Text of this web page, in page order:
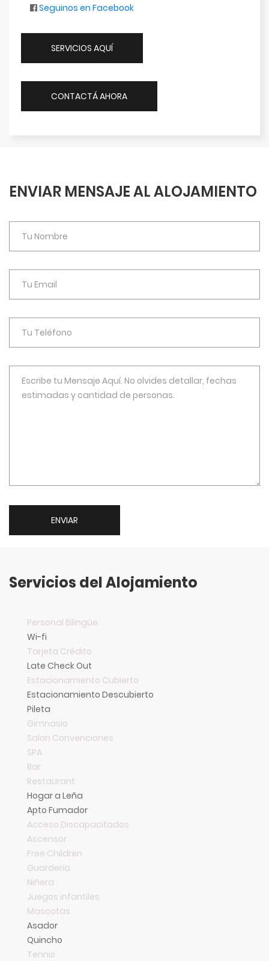
Seguinos en Facebook
SERVICIOS AQUÍ
CONTACTÁ AHORA
ENVIAR MENSAJE AL ALOJAMIENTO
ENVIAR
Servicios del Alojamiento
Personal Bilingüe
Wi-fi
Tarjeta Crédito
Late Check Out
Estacionamiento Cubierto
Estacionamiento Descubierto
Pileta
Gimnasio
Salon Convenciones
SPA
Bar
Restaurant
Hogar a Leña
Apto Fumador
Acceso Discapacitados
Ascensor
Free Children
Guardería
Niñera
Juegos infantiles
Mascotas
Asador
Quincho
Tennis